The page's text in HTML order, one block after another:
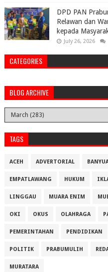
DPD PAN
Relawan dan
kepada
July 26, 2026
CATEGORIES
BLOG ARCHIVE
TAGS
ACEH ADVERTORIAL
EMPATLAWANG HUKUM
LINGGAU MUARA ENIM
OKI OKUS OLAHRAGA
PEMERINTAHAN PENDIDIKAN
POLITIK PRABUMULIH
MURATARA